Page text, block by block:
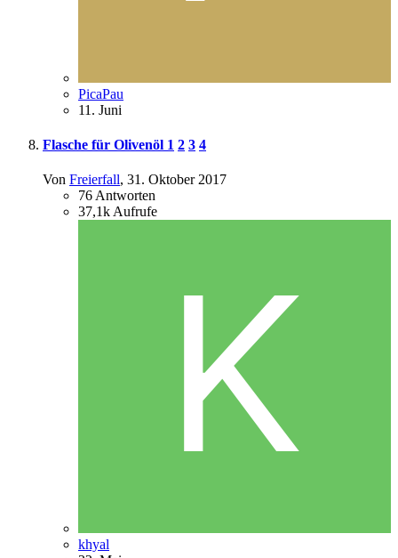
PicaPau
11. Juni
Flasche für Olivenöl 1 2 3 4
Von Freierfall, 31. Oktober 2017
76Antworten
37,1kAufrufe
khyal